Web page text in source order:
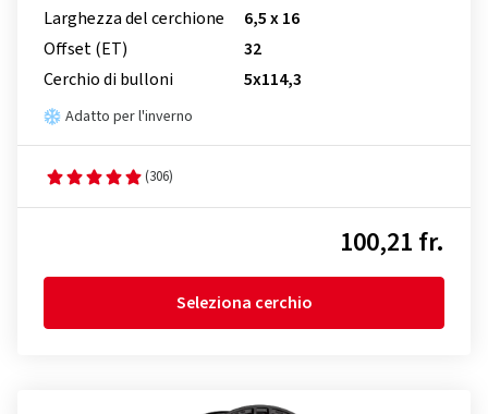
Larghezza del cerchione
6,5 x 16
Offset (ET)
32
Cerchio di bulloni
5x114,3
Adatto per l'inverno
(306)
100,21 fr.
Seleziona cerchio